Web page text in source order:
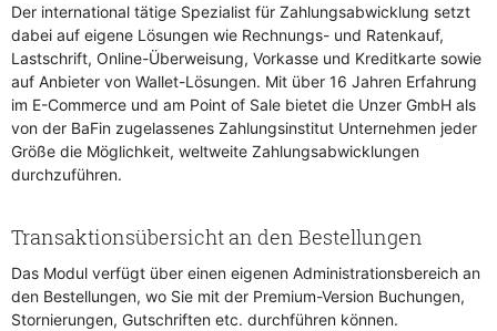
Der international tätige Spezialist für Zahlungsabwicklung setzt
dabei auf eigene Lösungen wie Rechnungs- und Ratenkauf,
Lastschrift, Online-Überweisung, Vorkasse und Kreditkarte sowie
auf Anbieter von Wallet-Lösungen. Mit über 16 Jahren Erfahrung
im E-Commerce und am Point of Sale bietet die Unzer GmbH als
von der BaFin zugelassenes Zahlungsinstitut Unternehmen jeder
Größe die Möglichkeit, weltweite Zahlungsabwicklungen
durchzuführen.
Transaktionsübersicht an den Bestellungen
Das Modul verfügt über einen eigenen Administrationsbereich an
den Bestellungen, wo Sie mit der Premium-Version Buchungen,
Stornierungen, Gutschriften etc. durchführen können.